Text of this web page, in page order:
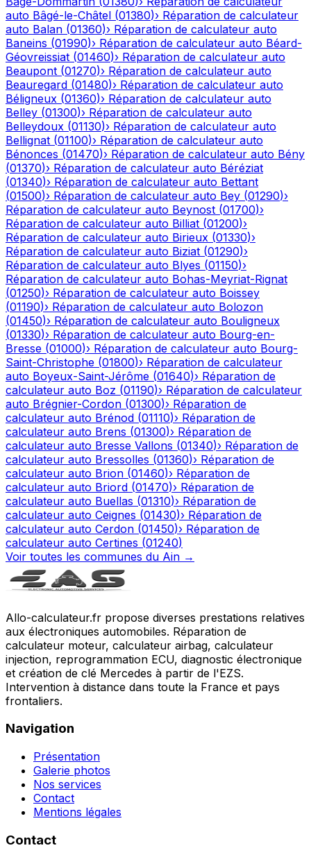
auto Bâgé-le-Châtel (01380)› Réparation de calculateur
auto Balan (01360)› Réparation de calculateur auto
Baneins (01990)› Réparation de calculateur auto Béard-
Géovreissiat (01460)› Réparation de calculateur auto
Beaupont (01270)› Réparation de calculateur auto
Beauregard (01480)› Réparation de calculateur auto
Béligneux (01360)› Réparation de calculateur auto
Belley (01300)› Réparation de calculateur auto
Belleydoux (01130)› Réparation de calculateur auto
Bellignat (01100)› Réparation de calculateur auto
Bénonces (01470)› Réparation de calculateur auto Bény
(01370)› Réparation de calculateur auto Béréziat
(01340)› Réparation de calculateur auto Bettant
(01500)› Réparation de calculateur auto Bey (01290)›
Réparation de calculateur auto Beynost (01700)›
Réparation de calculateur auto Billiat (01200)›
Réparation de calculateur auto Birieux (01330)›
Réparation de calculateur auto Biziat (01290)›
Réparation de calculateur auto Blyes (01150)›
Réparation de calculateur auto Bohas-Meyriat-Rignat
(01250)› Réparation de calculateur auto Boissey
(01190)› Réparation de calculateur auto Bolozon
(01450)› Réparation de calculateur auto Bouligneux
(01330)› Réparation de calculateur auto Bourg-en-
Bresse (01000)› Réparation de calculateur auto Bourg-
Saint-Christophe (01800)› Réparation de calculateur
auto Boyeux-Saint-Jérôme (01640)› Réparation de
calculateur auto Boz (01190)› Réparation de calculateur
auto Brégnier-Cordon (01300)› Réparation de
calculateur auto Brénod (01110)› Réparation de
calculateur auto Brens (01300)› Réparation de
calculateur auto Bresse Vallons (01340)› Réparation de
calculateur auto Bressolles (01360)› Réparation de
calculateur auto Brion (01460)› Réparation de
calculateur auto Briord (01470)› Réparation de
calculateur auto Buellas (01310)› Réparation de
calculateur auto Ceignes (01430)› Réparation de
calculateur auto Cerdon (01450)› Réparation de
calculateur auto Certines (01240)
Voir toutes les communes du Ain →
Allo-calculateur.fr propose diverses prestations relatives
aux électroniques automobiles. Réparation de
calculateur moteur, calculateur airbag, calculateur
injection, reprogrammation ECU, diagnostic électronique
et création de clé Mercedes à partir de l'EZS.
Intervention à distance dans toute la France et pays
frontaliers.
Navigation
Présentation
Galerie photos
Nos services
Contact
Mentions légales
Contact